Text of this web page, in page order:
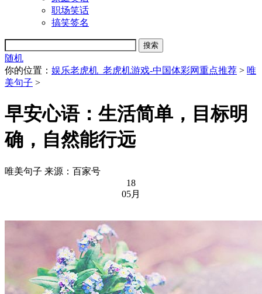
职场笑话
搞笑签名
随机
你的位置： 娱乐老虎机_老虎机游戏-中国体彩网重点推荐 > 唯
美句子 >
早安心语：生活简单，目标明
确，自然能行远
唯美句子 来源：百家号
18
05月